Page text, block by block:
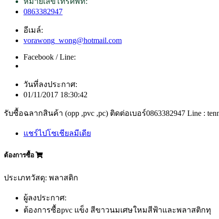
0863382947
อีเมล์:
vorawong_wong@hotmail.com
Facebook / Line:
วันที่ลงประกาศ:
01/11/2017 18:30:42
รับซื้อฉลากสินค้า (opp ,pvc ,pc) ติดต่อเบอร์0863382947 Line :
แชร์ไปโซเชียลมีเดีย
ต้องการซื้อ
ประเภทวัสดุ: พลาสติก
ผู้ลงประกาศ:
ต้องการซื้อpvc แข็ง สีขาวนมเศษใหมสีฟ้าและพลาสติกทุ